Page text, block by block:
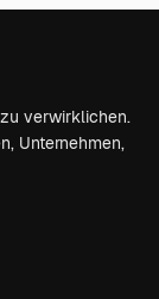
verwirklichen.
Unternehmen,